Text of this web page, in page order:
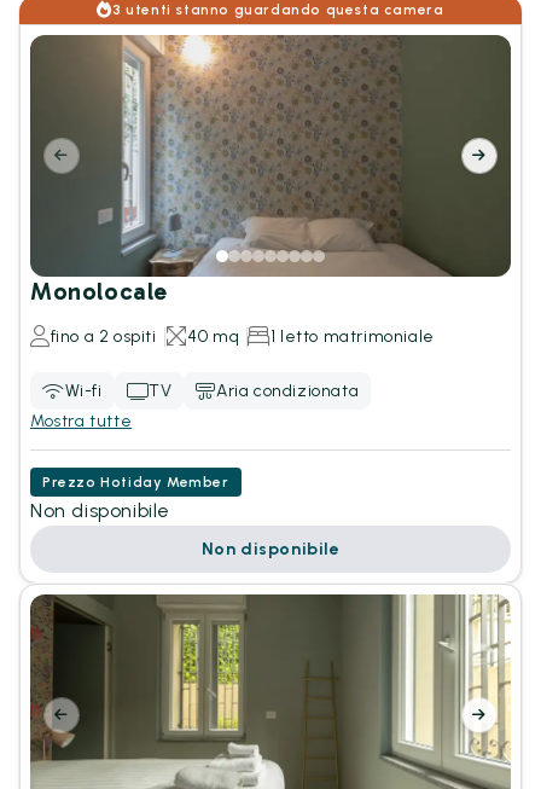
3 utenti stanno guardando questa camera
Monolocale
fino a 2 ospiti 40 mq 1 letto matrimoniale
Wi-fi TV
Aria condizionata
Mostra tutte
Prezzo Hotiday Member
Non disponibile
Non disponibile